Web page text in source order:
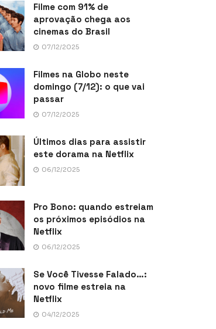
Filme com 91% de
aprovação chega aos
cinemas do Brasil
07/12/2025
Filmes na Globo neste
domingo (7/12): o que vai
passar
07/12/2025
Últimos dias para assistir
este dorama na Netflix
06/12/2025
Pro Bono: quando estreiam
os próximos episódios na
Netflix
06/12/2025
Se Você Tivesse Falado…:
novo filme estreia na
Netflix
04/12/2025